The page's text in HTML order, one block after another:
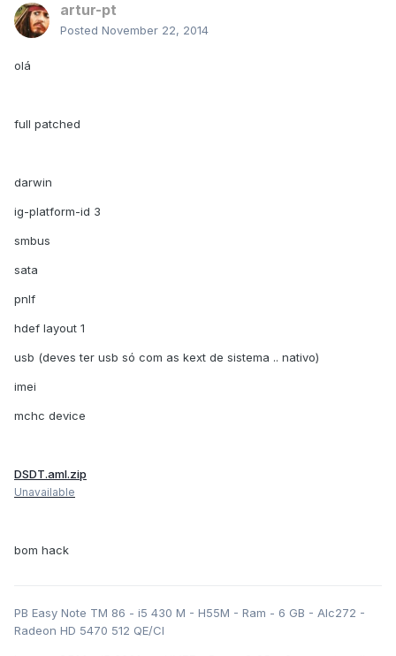
artur-pt
Posted November 22, 2014
olá
full patched
darwin
ig-platform-id 3
smbus
sata
pnlf
hdef layout 1
usb (deves ter usb só com as kext de sistema .. nativo)
imei
mchc device
DSDT.aml.zip
Unavailable
bom hack
PB Easy Note TM 86 - i5 430 M - H55M - Ram - 6 GB - Alc272 -
Radeon HD 5470 512 QE/CI